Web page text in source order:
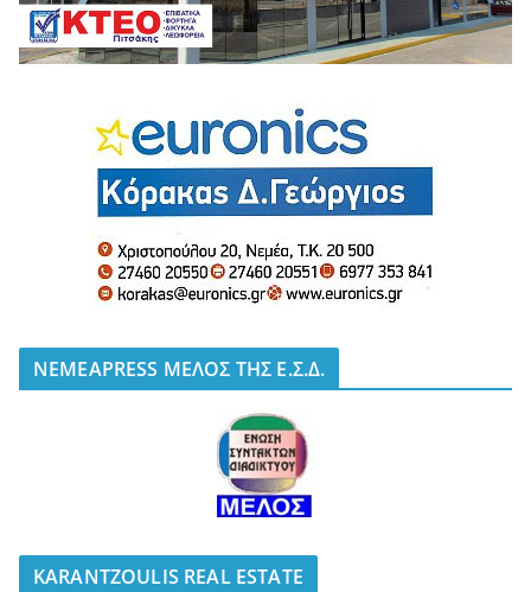
NEMEAPRESS ΜΕΛΟΣ ΤΗΣ Ε.Σ.Δ.
KARANTZOULIS REAL ESTATE